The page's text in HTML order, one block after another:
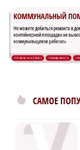
САМОЕ